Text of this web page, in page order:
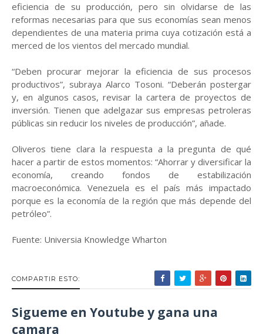
eficiencia de su producción, pero sin olvidarse de las
reformas necesarias para que sus economías sean menos
dependientes de una materia prima cuya cotización está a
merced de los vientos del mercado mundial.
“Deben procurar mejorar la eficiencia de sus procesos
productivos”, subraya Alarco Tosoni. “Deberán postergar
y, en algunos casos, revisar la cartera de proyectos de
inversión. Tienen que adelgazar sus empresas petroleras
públicas sin reducir los niveles de producción”, añade.
Oliveros tiene clara la respuesta a la pregunta de qué
hacer a partir de estos momentos: “Ahorrar y diversificar la
economía, creando fondos de estabilización
macroeconómica. Venezuela es el país más impactado
porque es la economía de la región que más depende del
petróleo”.
Fuente: Universia Knowledge Wharton
COMPARTIR ESTO:
Sigueme en Youtube y gana una
camara